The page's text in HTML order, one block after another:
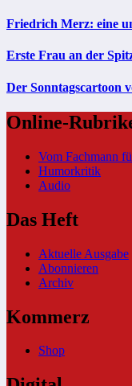
Friedrich Merz: eine
Erste Frau an der
Der Sonntagscartoon
Online-
Vom Fachmann
Humorkritik
Audio
Das Heft
Aktuelle Ausgabe
Abonnieren
Archiv
Kommerz
Shop